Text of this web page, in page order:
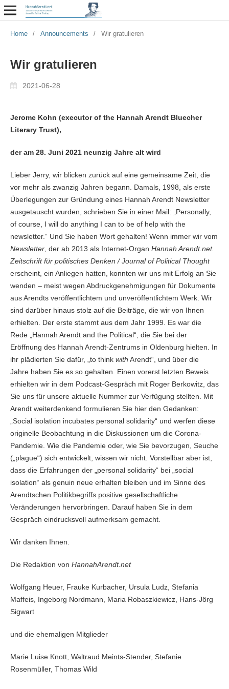
Home / Announcements / Wir gratulieren
Wir gratulieren
2021-06-28
Jerome Kohn (executor of the Hannah Arendt Bluecher
Literary Trust),
der am 28. Juni 2021 neunzig Jahre alt wird
Lieber Jerry, wir blicken zurück auf eine gemeinsame Zeit, die
vor mehr als zwanzig Jahren begann. Damals, 1998, als erste
Überlegungen zur Gründung eines Hannah Arendt Newsletter
ausgetauscht wurden, schrieben Sie in einer Mail: „Personally,
of course, I will do anything I can to be of help with the
newsletter.“ Und Sie haben Wort gehalten! Wenn immer wir vom
Newsletter, der ab 2013 als Internet-Organ Hannah Arendt.net.
Zeitschrift für politisches Denken / Journal of Political Thought
erscheint, ein Anliegen hatten, konnten wir uns mit Erfolg an Sie
wenden – meist wegen Abdruckgenehmigungen für Dokumente
aus Arendts veröffentlichtem und unveröffentlichtem Werk. Wir
sind darüber hinaus stolz auf die Beiträge, die wir von Ihnen
erhielten. Der erste stammt aus dem Jahr 1999. Es war die
Rede „Hannah Arendt and the Political“, die Sie bei der
Eröffnung des Hannah Arendt-Zentrums in Oldenburg hielten. In
ihr plädierten Sie dafür, „to think with Arendt“, und über die
Jahre haben Sie es so gehalten. Einen vorerst letzten Beweis
erhielten wir in dem Podcast-Gespräch mit Roger Berkowitz, das
Sie uns für unsere aktuelle Nummer zur Verfügung stellten. Mit
Arendt weiterdenkend formulieren Sie hier den Gedanken:
„Social isolation incubates personal solidarity“ und werfen diese
originelle Beobachtung in die Diskussionen um die Corona-
Pandemie. Wie die Pandemie oder, wie Sie bevorzugen, Seuche
(„plague“) sich entwickelt, wissen wir nicht. Vorstellbar aber ist,
dass die Erfahrungen der „personal solidarity“ bei „social
isolation“ als genuin neue erhalten bleiben und im Sinne des
Arendtschen Politikbegriffs positive gesellschaftliche
Veränderungen hervorbringen. Darauf haben Sie in dem
Gespräch eindrucksvoll aufmerksam gemacht.
Wir danken Ihnen.
Die Redaktion von HannahArendt.net
Wolfgang Heuer, Frauke Kurbacher, Ursula Ludz, Stefania
Maffeis, Ingeborg Nordmann, Maria Robaszkiewicz, Hans-Jörg
Sigwart
und die ehemaligen Mitglieder
Marie Luise Knott, Waltraud Meints-Stender, Stefanie
Rosenmüller, Thomas Wild